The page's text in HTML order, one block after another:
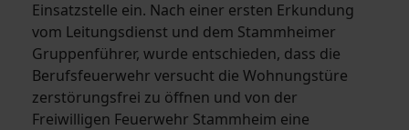
Einsatzstelle ein. Nach einer ersten Erkundung
vom Leitungsdienst und dem Stammheimer
Gruppenführer, wurde entschieden, dass die
Berufsfeuerwehr versucht die Wohnungstüre
zerstörungsfrei zu öffnen und von der
Freiwilligen Feuerwehr Stammheim eine